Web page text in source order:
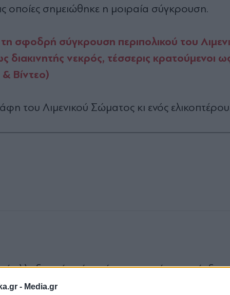
- Media.gr
οποίες σημειώθηκε η μοιραία σύγκρουση.
σφοδρή σύγκρουση περιπολικού του
νεκρός, τέσσερις κρατούμενοι
& Βίντεο)
του Λιμενικού Σώματος κι ενός
αλλοδαποί, ανάμεσά τους γυναίκες και
Οινουσών και Χίου το ύποπτο σκάφος